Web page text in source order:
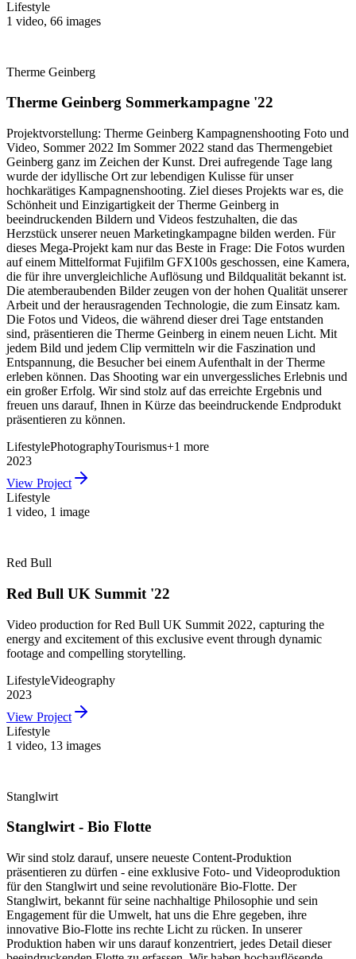
Lifestyle
1 video, 66 images
Therme Geinberg
Therme Geinberg Sommerkampagne '22
Projektvorstellung: Therme Geinberg Kampagnenshooting Foto und
Video, Sommer 2022 Im Sommer 2022 stand das Thermengebiet
Geinberg ganz im Zeichen der Kunst. Drei aufregende Tage lang
wurde der idyllische Ort zur lebendigen Kulisse für unser
hochkarätiges Kampagnenshooting. Ziel dieses Projekts war es, die
Schönheit und Einzigartigkeit der Therme Geinberg in
beeindruckenden Bildern und Videos festzuhalten, die das
Herzstück unserer neuen Marketingkampagne bilden werden. Für
dieses Mega-Projekt kam nur das Beste in Frage: Die Fotos wurden
auf einem Mittelformat Fujifilm GFX100s geschossen, eine Kamera,
die für ihre unvergleichliche Auflösung und Bildqualität bekannt ist.
Die atemberaubenden Bilder zeugen von der hohen Qualität unserer
Arbeit und der herausragenden Technologie, die zum Einsatz kam.
Die Fotos und Videos, die während dieser drei Tage entstanden
sind, präsentieren die Therme Geinberg in einem neuen Licht. Mit
jedem Bild und jedem Clip vermitteln wir die Faszination und
Entspannung, die Besucher bei einem Aufenthalt in der Therme
erleben können. Das Shooting war ein unvergessliches Erlebnis und
ein großer Erfolg. Wir sind stolz auf das erreichte Ergebnis und
freuen uns darauf, Ihnen in Kürze das beeindruckende Endprodukt
präsentieren zu können.
LifestylePhotographyTourismus+1 more
2023
View Project
Lifestyle
1 video, 1 image
Red Bull
Red Bull UK Summit '22
Video production for Red Bull UK Summit 2022, capturing the
energy and excitement of this exclusive event through dynamic
footage and compelling storytelling.
LifestyleVideography
2023
View Project
Lifestyle
1 video, 13 images
Stanglwirt
Stanglwirt - Bio Flotte
Wir sind stolz darauf, unsere neueste Content-Produktion
präsentieren zu dürfen - eine exklusive Foto- und Videoproduktion
für den Stanglwirt und seine revolutionäre Bio-Flotte. Der
Stanglwirt, bekannt für seine nachhaltige Philosophie und sein
Engagement für die Umwelt, hat uns die Ehre gegeben, ihre
innovative Bio-Flotte ins rechte Licht zu rücken. In unserer
Produktion haben wir uns darauf konzentriert, jedes Detail dieser